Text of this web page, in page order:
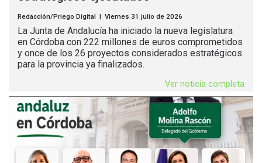
Redacción/Priego Digital | Viernes 31 julio de 2026
La Junta de Andalucía ha iniciado la nueva legislatura
en Córdoba con 222 millones de euros comprometidos
y once de los 26 proyectos considerados estratégicos
para la provincia ya finalizados.
Ver noticia completa